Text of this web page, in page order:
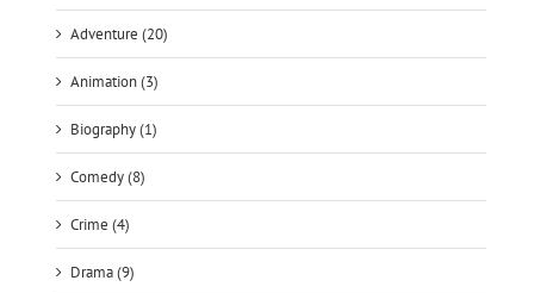
Adventure (20)
Animation (3)
Biography (1)
Comedy (8)
Crime (4)
Drama (9)